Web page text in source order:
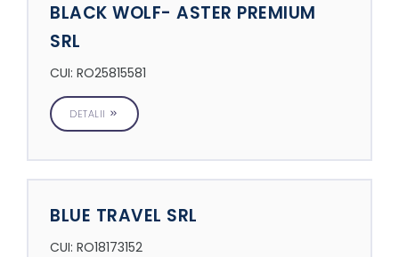
BLACK WOLF- ASTER PREMIUM
SRL
CUI: RO25815581
DETALII
BLUE TRAVEL SRL
CUI: RO18173152